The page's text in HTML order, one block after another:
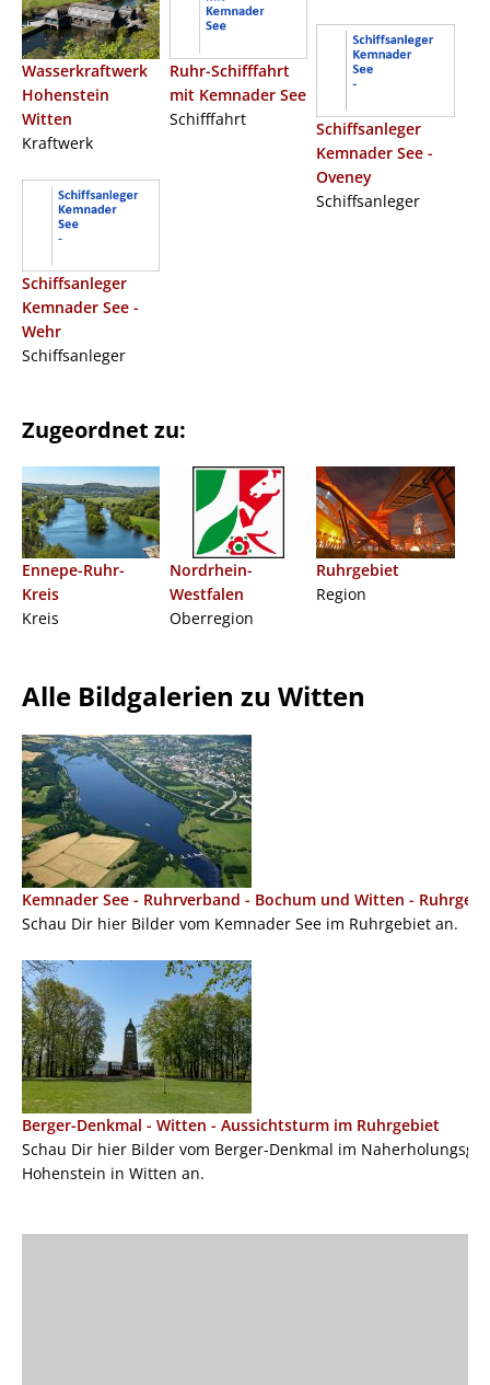
Wasserkraftwerk
Hohenstein
Witten
Kraftwerk
Schiffsanleger
Kemnader See -
Wehr
Schiffsanleger
Ruhr-Schifffahrt
mit Kemnader See
Schifffahrt
Schiffsanleger
Kemnader See -
Oveney
Schiffsanleger
Zugeordnet zu:
Ennepe-Ruhr-
Kreis
Kreis
Nordrhein-
Westfalen
Oberregion
Ruhrgebiet
Region
Alle Bildgalerien zu Witten
Kemnader See - Ruhrverband - Bochum und Witten -
Schau Dir hier Bilder vom Kemnader See im Ruhrgebiet an.
Berger-Denkmal - Witten - Aussichtsturm im Ruhrgebiet
Schau Dir hier Bilder vom Berger-Denkmal im
Hohenstein in Witten an.